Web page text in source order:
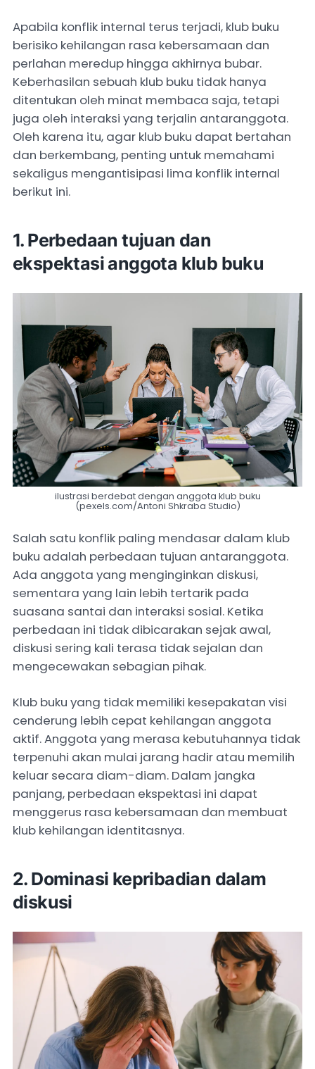
Apabila konflik internal terus terjadi, klub buku
berisiko kehilangan rasa kebersamaan dan
perlahan meredup hingga akhirnya bubar.
Keberhasilan sebuah klub buku tidak hanya
ditentukan oleh minat membaca saja, tetapi
juga oleh interaksi yang terjalin antaranggota.
Oleh karena itu, agar klub buku dapat bertahan
dan berkembang, penting untuk memahami
sekaligus mengantisipasi lima konflik internal
berikut ini.
1. Perbedaan tujuan dan
ekspektasi anggota klub buku
ilustrasi berdebat dengan anggota klub buku
(pexels.com/Antoni Shkraba Studio)
Salah satu konflik paling mendasar dalam klub
buku adalah perbedaan tujuan antaranggota.
Ada anggota yang menginginkan diskusi,
sementara yang lain lebih tertarik pada
suasana santai dan interaksi sosial. Ketika
perbedaan ini tidak dibicarakan sejak awal,
diskusi sering kali terasa tidak sejalan dan
mengecewakan sebagian pihak.
Klub buku yang tidak memiliki kesepakatan visi
cenderung lebih cepat kehilangan anggota
aktif. Anggota yang merasa kebutuhannya tidak
terpenuhi akan mulai jarang hadir atau memilih
keluar secara diam-diam. Dalam jangka
panjang, perbedaan ekspektasi ini dapat
menggerus rasa kebersamaan dan membuat
klub kehilangan identitasnya.
2. Dominasi kepribadian dalam
diskusi